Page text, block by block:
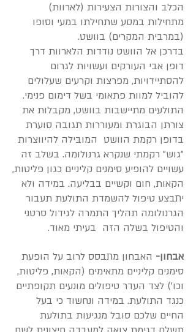
הכלב והצורות הצעירות (לארוות)
מתחילות במסע שתחילתו במעי וסופו
(במרבית המקרים) בוושט.
בדרכן אל הוושט נודדות הלארוות דרך
דופן אבי העורקים ועשויות לגרום
להסתיידויות, מפרצות וקרעים שעלולים
להוביל למוות פתאומי בשל דימום פנימי.
התולעים מתיישבות בוושט, מקבלות את
צורתן הבוגרת ומעוררות תגובה סוערת
בדופן רקמת הוושט המובילה להיווצרות
"גוש" רקמתי שנקרא גרנולומה. בשלב זה
עשויים להופיע סימנים קליניים כגון פליטות,
הקאות, חום וקשיים בבליעה. במידה ולא
יתבצע טיפול להשמדת התולעת תעבור
הגרנולומה תהליך התמרה לגידול סרטני
והטיפול בשלה הזה בעיתי מאוד.
אבחון- האבחון מתבסס לרוב על הופעת
סימנים קליניים מתאימים (הקאות, פליטות,
וכו') לצד העדר טיפולים מונעים תקופתיים
כנגד התולעת. במידה ונחשוד כי בעל
החיים שלכם סובל מנגיעות בתולעת